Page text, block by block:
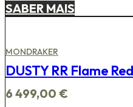
SABER MAIS
MONDRAKER
DUSTY RR Flame Red
6 499,00 €